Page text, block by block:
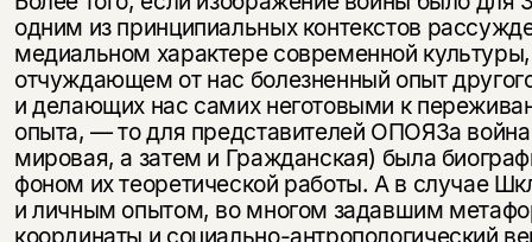
одним из принципиальных контекстов
медиальном характере современной культуры,
отчуждающем от нас болезненный опыт
и делающих нас самих неготовыми к
опыта, — то для представителей ОПОЯЗа
мировая, а затем и Граждан­ская) была
фоном их теоретической работы. А в случае
и личным опытом, во многом задавшим
координаты и социально-антропологический